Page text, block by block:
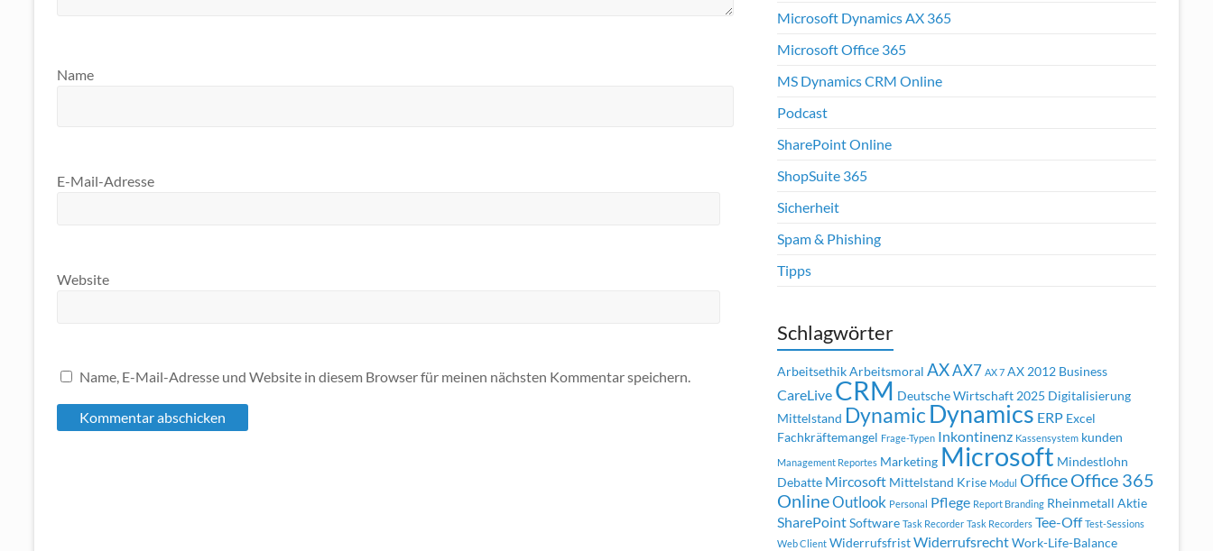
Name
E-Mail-Adresse
Website
Name, E-Mail-Adresse und Website in diesem Browser für meinen nächsten Kommentar speichern.
Microsoft Dynamics AX 365
Microsoft Office 365
MS Dynamics CRM Online
Podcast
SharePoint Online
ShopSuite 365
Sicherheit
Spam & Phishing
Tipps
Schlagwörter
ArbeitsethikArbeitsmoral AXAX7 AX 7 AX 2012 Business
CareLive CRM Deutsche Wirtschaft 2025 Digitalisierung
Mittelstand Dynamic Dynamics ERP Excel
Fachkräftemangel Frage-Typen Inkontinenz Kassensystem kunden
Management Reportes Marketing Microsoft Mindestlohn
Debatte Mircosoft Mittelstand Krise Modul OfficeOffice 365
OnlineOutlook Personal Pflege Report Branding Rheinmetall Aktie
SharePointSoftware Task Recorder Task Recorders Tee-Off Test-Sessions
Web Client WiderrufsfristWiderrufsrechtWork-Life-Balance